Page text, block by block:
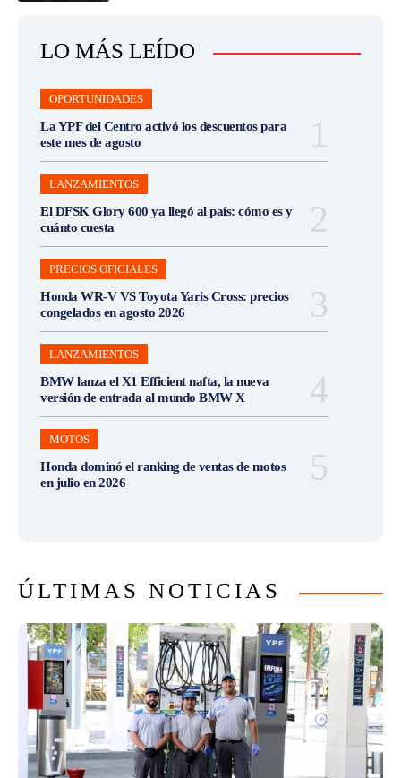
LO MÁS LEÍDO
OPORTUNIDADES
La YPF del Centro activó los descuentos para
este mes de agosto
LANZAMIENTOS
El DFSK Glory 600 ya llegó al país: cómo es y
cuánto cuesta
PRECIOS OFICIALES
Honda WR-V VS Toyota Yaris Cross: precios
congelados en agosto 2026
LANZAMIENTOS
BMW lanza el X1 Efficient nafta, la nueva
versión de entrada al mundo BMW X
MOTOS
Honda dominó el ranking de ventas de motos
en julio en 2026
ÚLTIMAS NOTICIAS